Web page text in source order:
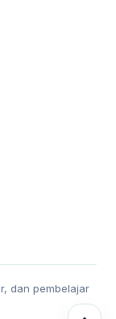
dan pembelajar